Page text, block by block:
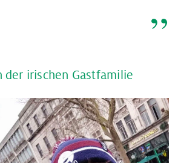
der irischen Gastfamilie